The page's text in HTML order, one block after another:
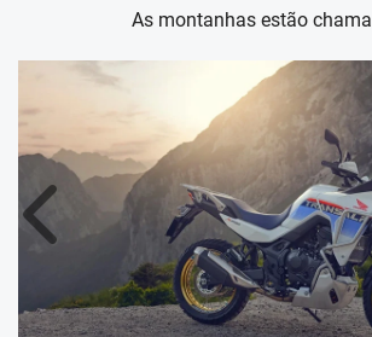
As montanhas estão
Anterior